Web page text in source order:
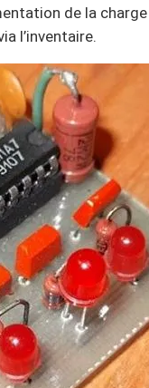
de la
l’inventaire.